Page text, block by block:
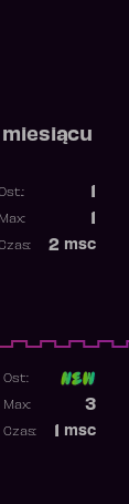
Max:
2 msc
Ost:
3
Max:
msc
Czas: